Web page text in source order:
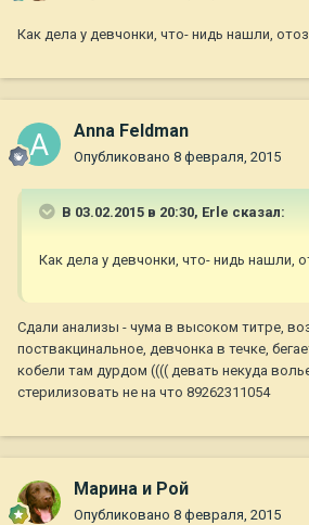
Как дела у девчонки, что- нидь нашли,
Anna Feldman
Опубликовано 8 февраля, 2015
В 03.02.2015 в 20:30, Erle сказал:
Как дела у девчонки, что- нидь нашли,
Сдали анализы - чума в высоком титре,
поствакцинальное, девчонка в течке,
кобели там дурдом (((( девать некуда
стерилизовать не на что 89262311054
Марина и Рой
Опубликовано 8 февраля, 2015